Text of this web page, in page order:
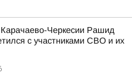
Черкесии Рашид
с участниками СВО и их